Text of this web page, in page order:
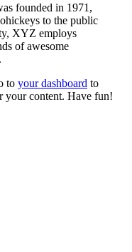
founded in 1971,
to the public
XYZ employs
of awesome
to your dashboard to
your content. Have fun!